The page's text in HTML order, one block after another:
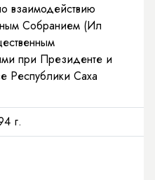
взаимодействию
Собранием (Ил
при Президенте и
Республики Саха
г.